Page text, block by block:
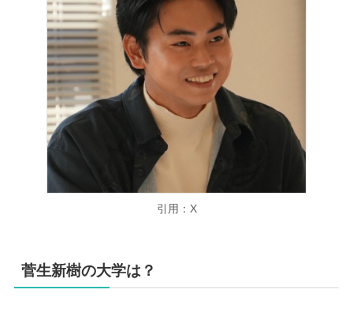
引用：X
菅生新樹の大学は？